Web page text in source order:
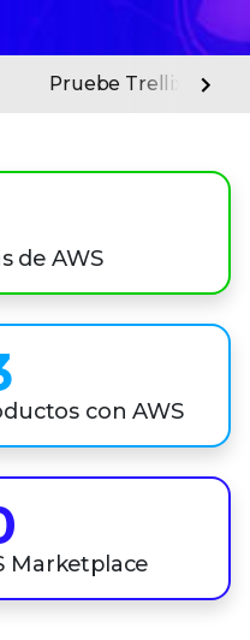
Pruebe Trellix
de AWS
con AWS
Marketplace